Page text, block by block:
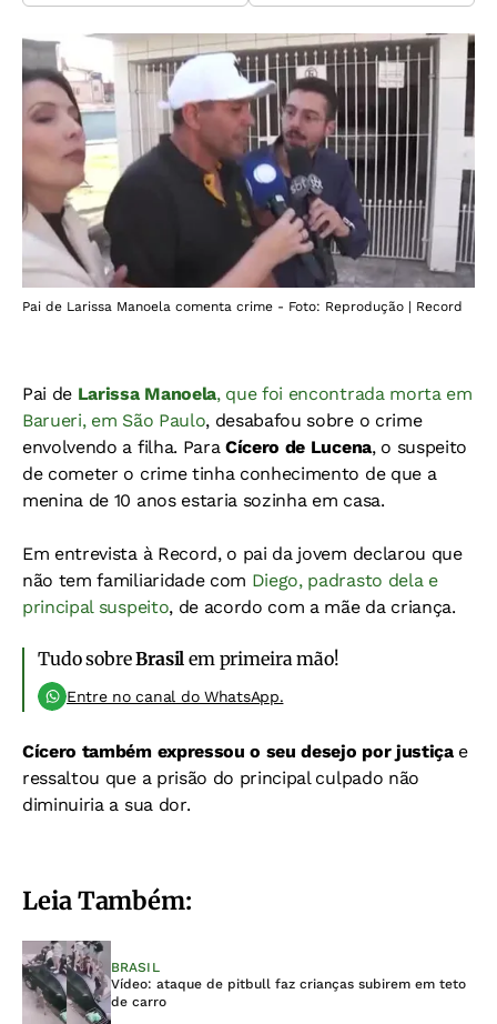
Pai de Larissa Manoela comenta crime - Foto: Reprodução | Record
Pai de Larissa Manoela, que foi encontrada morta em
Barueri, em São Paulo, desabafou sobre o crime
envolvendo a filha. Para Cícero de Lucena, o suspeito
de cometer o crime tinha conhecimento de que a
menina de 10 anos estaria sozinha em casa.
Em entrevista à Record, o pai da jovem declarou que
não tem familiaridade com Diego, padrasto dela e
principal suspeito, de acordo com a mãe da criança.
Tudo sobreBrasil em primeira mão!
Entre no canal do WhatsApp.
Cícero também expressou o seu desejo por justiçae
ressaltou que a prisão do principal culpado não
diminuiria a sua dor.
Leia Também:
BRASIL
Vídeo: ataque de pitbull faz crianças subirem em teto
de carro